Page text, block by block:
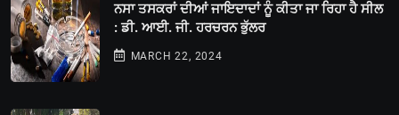
ਨਸਾ ਤਸਕਰਾਂ ਦੀਆਂ ਜਾਇਦਾਦਾਂ ਨੂੰ ਕੀਤਾ ਜਾ ਰਿਹਾ ਹੈ ਸੀਲ
: ਡੀ. ਆਈ. ਜੀ. ਹਰਚਰਨ ਭੁੱਲਰ
MARCH 22, 2024